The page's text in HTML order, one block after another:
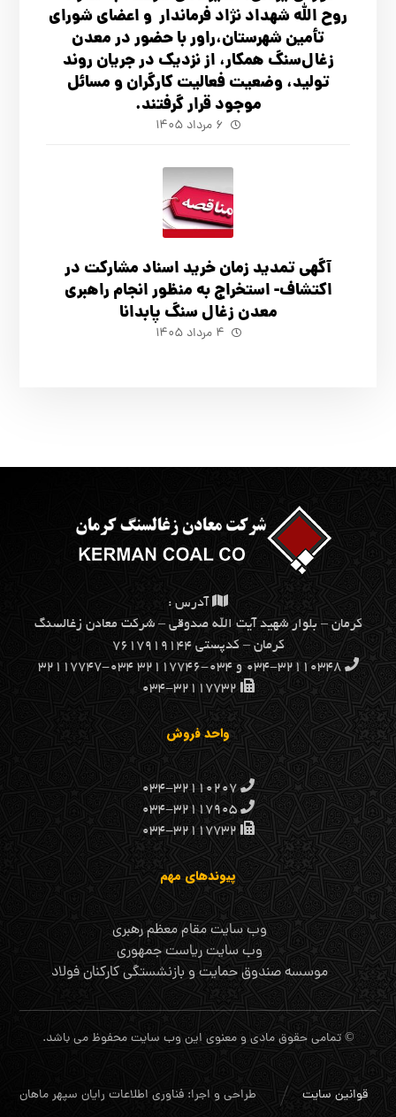
روح الله شهداد نژاد فرماندار و اعضای شورای
تأ‌مین شهرستان،راور با حضور در معدن
زغال‌سنگ همکار، از نزدیک در جریان روند
تولید، وضعیت فعالیت کارگران و مسائل
موجود قرار گرفتند.
۶ مرداد ۱۴۰۵
آگهي تمدید زمان خرید اسناد مشارکت در
اکتشاف- استخراج به منظور انجام راهبری
معدن زغال سنگ پابدانا
۴ مرداد ۱۴۰۵
آدرس :
كرمان – بلوار شهيد آيت الله صدوقي – شركت معادن زغالسنگ
كرمان – کدپستی ۷۶۱۷۹۱۹۱۴۴
۰۳۴-۳۲۱۱۰۳۴۸ و ۰۳۴-۳۲۱۱۷۷۴۶ ۰۳۴-۳۲۱۱۷۷۴۷
۰۳۴-۳۲۱۱۷۷۳۲
واحد فروش
۰۳۴-۳۲۱۱۰۲۰۷
۰۳۴-۳۲۱۱۷۹۰۵
۰۳۴-۳۲۱۱۷۷۳۲
پیوندهای مهم
وب سایت مقام معظم رهبری
وب سایت ریاست جمهوری
موسسه صندوق حمایت و بازنشستگی کارکنان فولاد
© تمامی حقوق مادی و معنوی این وب سایت محفوظ می باشد.
طراحی و اجرا: فناوری اطلاعات رایان سپهر ماهان قوانین سایت